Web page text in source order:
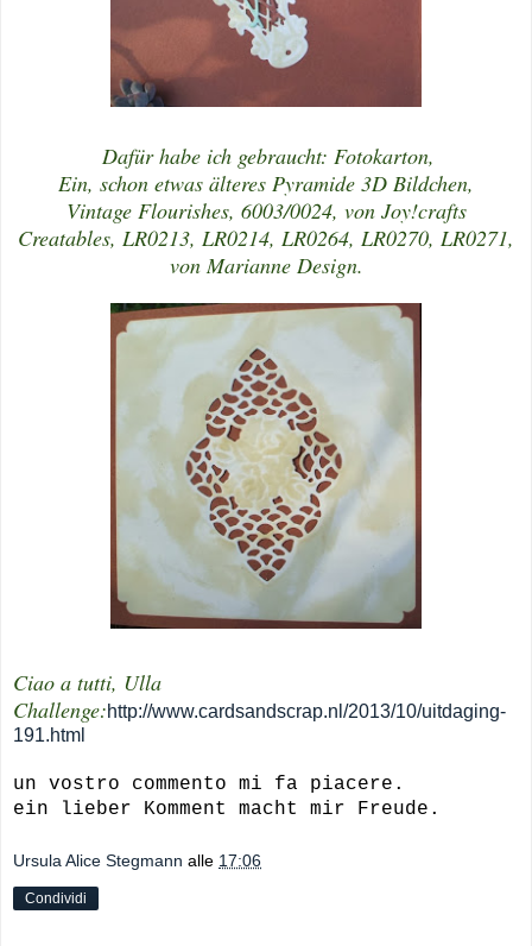
Dafür habe ich gebraucht: Fotokarton,
Ein, schon etwas älteres Pyramide 3D Bildchen,
Vintage Flourishes, 6003/0024, von Joy!crafts
Creatables, LR0213, LR0214, LR0264, LR0270, LR0271,
von Marianne Design.
Ciao a tutti, Ulla
Challenge:http://www.cardsandscrap.nl/2013/10/uitdaging-
191.html
un vostro commento mi fa piacere.
ein lieber Komment macht mir Freude.
Ursula Alice Stegmann alle 17:06
Condividi